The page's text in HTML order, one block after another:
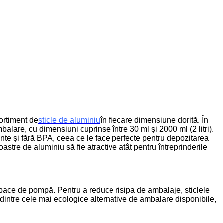
desticle de aluminiuîn fiecare dimensiune dorită. În
cu dimensiuni cuprinse între 30 ml și 2000 ml (2 litri).
și fără BPA, ceea ce le face perfecte pentru depozitarea
de aluminiu să fie atractive atât pentru întreprinderile
de pompă. Pentru a reduce risipa de ambalaje, sticlele
cele mai ecologice alternative de ambalare disponibile,